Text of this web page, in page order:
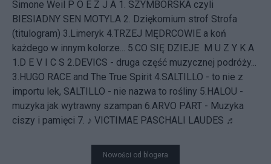
Simone Weil P O E Z J A 1. SZYMBORSKA czyli
BIESIADNY SEN MOTYLA 2. Dziękomium strof Strofa
(titulogram) 3.Limeryk 4.TRZEJ MĘDRCOWIE a koń
każdego w innym kolorze... 5.CO SIĘ DZIEJE M U Z Y K A
1.D E V I C S 2.DEVICS - druga część muzycznej podróży...
3.HUGO RACE and The True Spirit 4.SALTILLO - to nie z
importu lek, SALTILLO - nie nazwa to rośliny 5.HALOU -
muzyka jak wytrawny szampan 6.ARVO PÄRT - Muzyka
ciszy i pamięci 7. ♪ VICTIMAE PASCHALI LAUDES ♬
Nowości od blogera